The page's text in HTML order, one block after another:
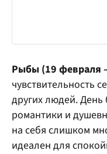
Рыбы (19 февраля
чувствительность
других людей. День
романтики и
на себя слишком
идеален для